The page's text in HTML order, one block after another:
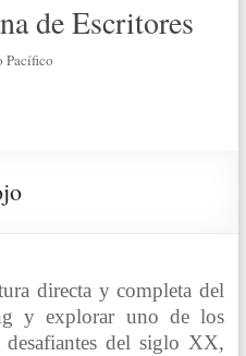
de Escritores
Pacífico
directa y completa del
y explorar uno de los
del siglo XX,